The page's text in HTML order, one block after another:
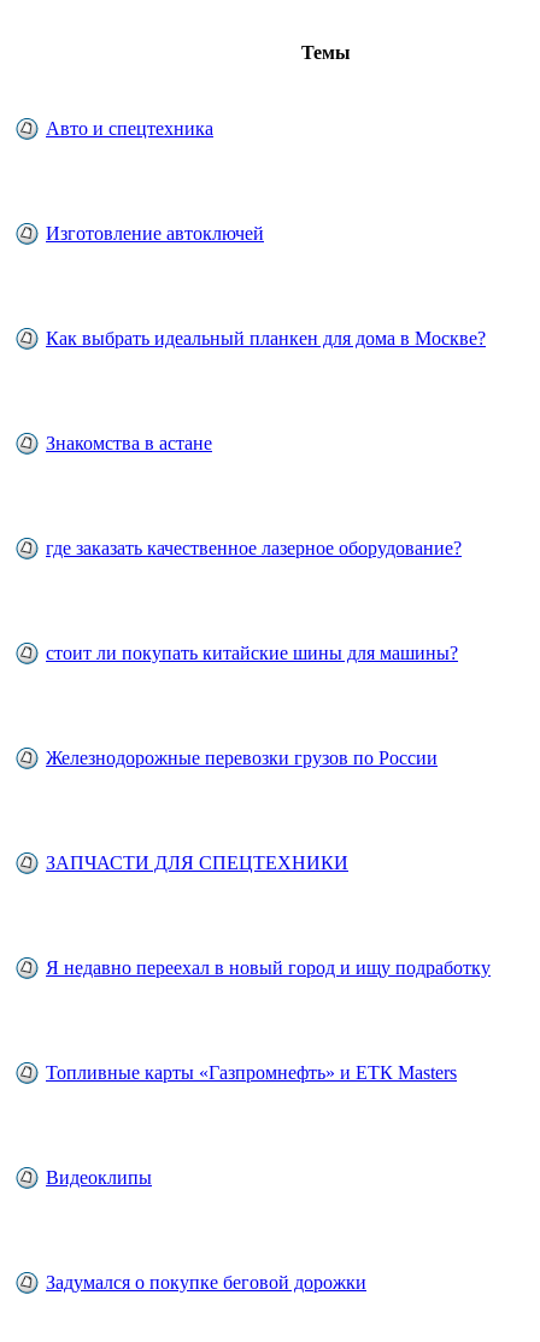
Темы
Авто и спецтехника
Изготовление автоключей
Как выбрать идеальный планкен для дома в Москве?
Знакомства в астане
где заказать качественное лазерное оборудование?
стоит ли покупать китайские шины для машины?
Железнодорожные перевозки грузов по России
ЗАПЧАСТИ ДЛЯ СПЕЦТЕХНИКИ
Я недавно переехал в новый город и ищу подработку
Топливные карты «Газпромнефть» и ЕТК Masters
Видеоклипы
Задумался о покупке беговой дорожки